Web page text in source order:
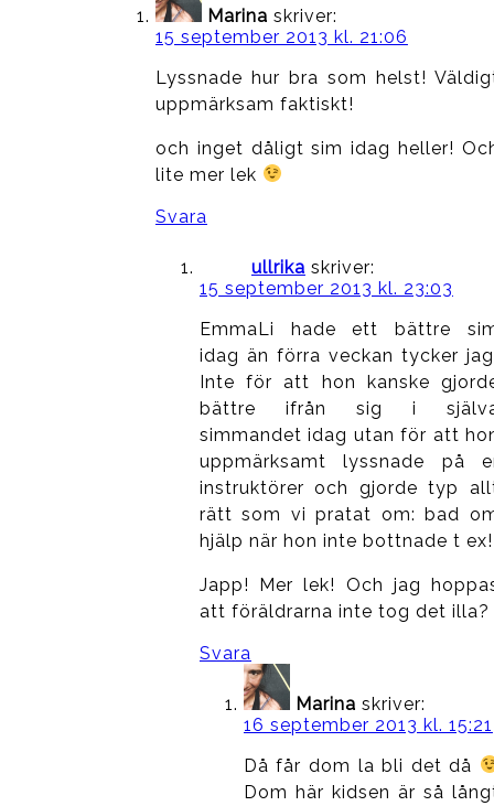
Marina skriver:
15 september 2013 kl. 21:06
Lyssnade hur bra som helst!
uppmärksam faktiskt!
och inget dåligt sim idag heller!
lite mer lek
Svara
ullrika skriver:
15 september 2013 kl. 23:03
EmmaLi hade ett bättre
idag än förra veckan tycker
Inte för att hon kanske
bättre ifrån sig i
simmandet idag utan för att
uppmärksamt lyssnade på
instruktörer och gjorde typ
rätt som vi pratat om: bad
hjälp när hon inte bottnade t ex!
Japp! Mer lek! Och jag
att föräldrarna inte tog det illa?
Svara
Marina skriver:
16 september 2013 kl. 15:21
Då får dom la bli det då
Dom här kidsen är så